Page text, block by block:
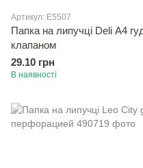
Артикул: E5507
Папка на липучцi Deli А4
клапаном
29.10 грн
В наявності